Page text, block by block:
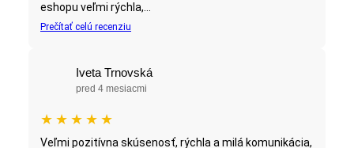
eshopu veľmi rýchla,...
Prečítať celú recenziu
Iveta Trnovská
pred 4 mesiacmi
★ ★ ★ ★ ★
Veľmi pozitívna skúsenosť, rýchla a milá komunikácia,